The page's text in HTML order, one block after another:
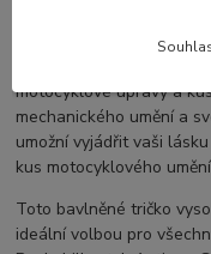
stylu, naše oboustranně
motocyklové úpravy a
mechanického umění a
umožní vyjádřit vaši
kus motocyklového
Toto bavlněné tričko
ideální volbou pro